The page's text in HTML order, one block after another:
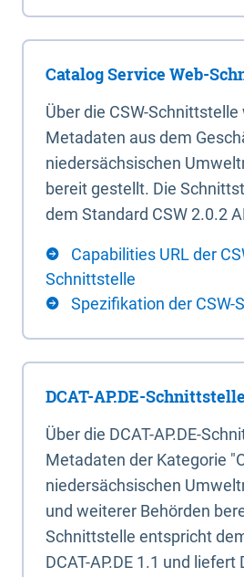
Catalog Service Web-
Über die CSW-Schnittstelle
Metadaten aus dem
niedersächsischen
bereit gestellt. Die
dem Standard CSW 2.0.2
Capabilities URL der
Schnittstelle
Spezifikation der CSW-
DCAT-AP.DE-Schnittstelle
Über die DCAT-AP.DE-
Metadaten der Kategorie
niedersächsischen
und weiterer Behörden
Schnittstelle entspricht
DCAT-AP.DE 1.1 und liefert